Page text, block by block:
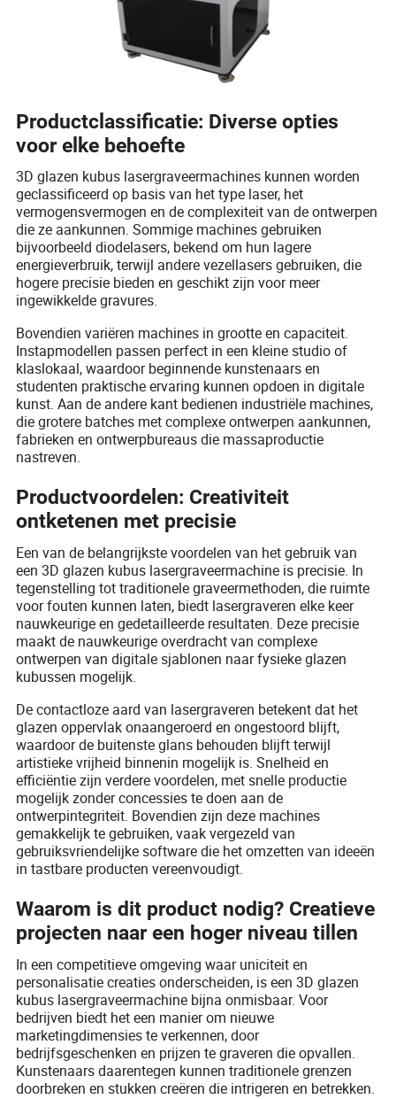
Productclassificatie: Diverse opties
voor elke behoefte
3D glazen kubus lasergraveermachines kunnen worden
geclassificeerd op basis van het type laser, het
vermogensvermogen en de complexiteit van de ontwerpen
die ze aankunnen. Sommige machines gebruiken
bijvoorbeeld diodelasers, bekend om hun lagere
energieverbruik, terwijl andere vezellasers gebruiken, die
hogere precisie bieden en geschikt zijn voor meer
ingewikkelde gravures.
Bovendien variëren machines in grootte en capaciteit.
Instapmodellen passen perfect in een kleine studio of
klaslokaal, waardoor beginnende kunstenaars en
studenten praktische ervaring kunnen opdoen in digitale
kunst. Aan de andere kant bedienen industriële machines,
die grotere batches met complexe ontwerpen aankunnen,
fabrieken en ontwerpbureaus die massaproductie
nastreven.
Productvoordelen: Creativiteit
ontketenen met precisie
Een van de belangrijkste voordelen van het gebruik van
een 3D glazen kubus lasergraveermachine is precisie. In
tegenstelling tot traditionele graveermethoden, die ruimte
voor fouten kunnen laten, biedt lasergraveren elke keer
nauwkeurige en gedetailleerde resultaten. Deze precisie
maakt de nauwkeurige overdracht van complexe
ontwerpen van digitale sjablonen naar fysieke glazen
kubussen mogelijk.
De contactloze aard van lasergraveren betekent dat het
glazen oppervlak onaangeroerd en ongestoord blijft,
waardoor de buitenste glans behouden blijft terwijl
artistieke vrijheid binnenin mogelijk is. Snelheid en
efficiëntie zijn verdere voordelen, met snelle productie
mogelijk zonder concessies te doen aan de
ontwerpintegriteit. Bovendien zijn deze machines
gemakkelijk te gebruiken, vaak vergezeld van
gebruiksvriendelijke software die het omzetten van ideeën
in tastbare producten vereenvoudigt.
Waarom is dit product nodig? Creatieve
projecten naar een hoger niveau tillen
In een competitieve omgeving waar uniciteit en
personalisatie creaties onderscheiden, is een 3D glazen
kubus lasergraveermachine bijna onmisbaar. Voor
bedrijven biedt het een manier om nieuwe
marketingdimensies te verkennen, door
bedrijfsgeschenken en prijzen te graveren die opvallen.
Kunstenaars daarentegen kunnen traditionele grenzen
doorbreken en stukken creëren die intrigeren en betrekken.